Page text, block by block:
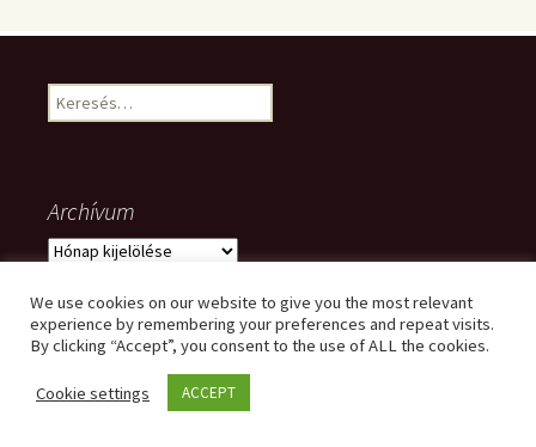
Keresés:
Archívum
Archívum
Meta
Bejelentkezés
We use cookies on our website to give you the most relevant
experience by remembering your preferences and repeat visits.
By clicking “Accept”, you consent to the use of ALL the cookies.
Cookie settings ACCEPT